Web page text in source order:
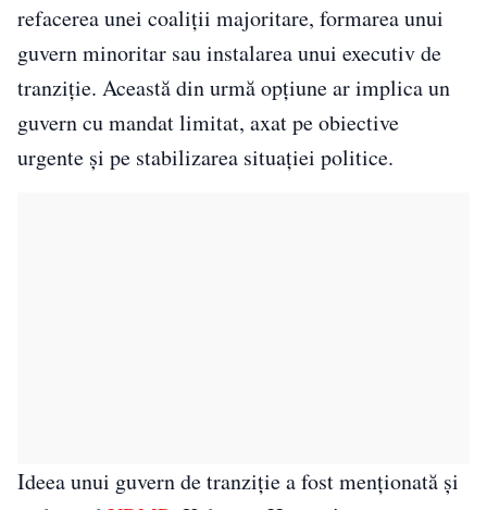
refacerea unei coaliții majoritare, formarea unui
guvern minoritar sau instalarea unui executiv de
tranziție. Această din urmă opțiune ar implica un
guvern cu mandat limitat, axat pe obiective
urgente și pe stabilizarea situației politice.
Ideea unui guvern de tranziție a fost menționată și